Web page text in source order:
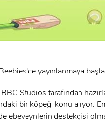
GIRIŞ YAP
ÜYE OL
yayınlanmaya
Studios tarafından
bir köpeği konu alıyor.
ebeveynlerin destekçisi